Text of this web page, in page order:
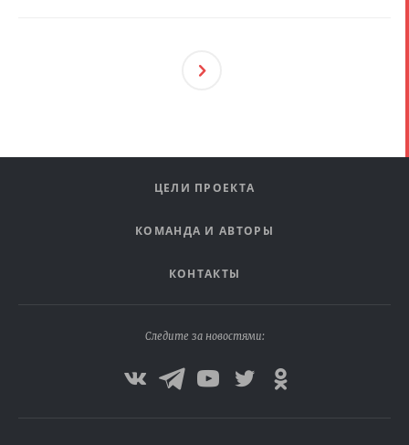
Ующ
ЦЕЛИ ПРОЕКТА
КОМАНДА И АВТОРЫ
КОНТАКТЫ
Следите за новостями: